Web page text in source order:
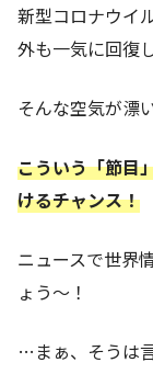
新型コロナウイ
外も一気に回復
そんな空気が漂
こういう「節目
けるチャンス！
ニュースで世界
ょう～！
…まぁ、そうは